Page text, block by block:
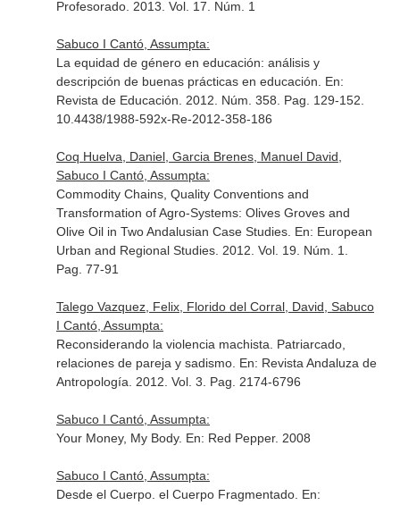
Profesorado. 2013. Vol. 17. Núm. 1
Sabuco I Cantó, Assumpta:
La equidad de género en educación: análisis y
descripción de buenas prácticas en educación. En:
Revista de Educación . 2012. Núm. 358. Pag. 129-152.
10.4438/1988-592x-Re-2012-358-186
Coq Huelva, Daniel, Garcia Brenes, Manuel David,
Sabuco I Cantó, Assumpta:
Commodity Chains, Quality Conventions and
Transformation of Agro-Systems: Olives Groves and
Olive Oil in Two Andalusian Case Studies. En: European
Urban and Regional Studies. 2012. Vol. 19. Núm. 1.
Pag. 77-91
Talego Vazquez, Felix, Florido del Corral, David, Sabuco
I Cantó, Assumpta:
Reconsiderando la violencia machista. Patriarcado,
relaciones de pareja y sadismo. En: Revista Andaluza de
Antropología . 2012. Vol. 3. Pag. 2174-6796
Sabuco I Cantó, Assumpta:
Your Money, My Body. En: Red Pepper. 2008
Sabuco I Cantó, Assumpta:
Desde el Cuerpo. el Cuerpo Fragmentado. En: